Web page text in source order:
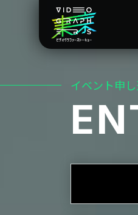
イベント申